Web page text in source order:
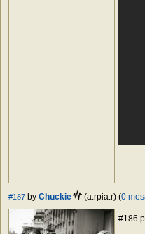
#187 by Chuckie (a:rpia:r) (0
#186